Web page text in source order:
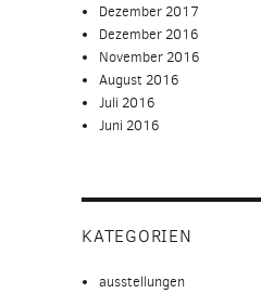
Dezember 2017
Dezember 2016
November 2016
August 2016
Juli 2016
Juni 2016
KATEGORIEN
ausstellungen